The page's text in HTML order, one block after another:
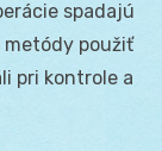
spadajú
metódy použiť
pri kontrole a